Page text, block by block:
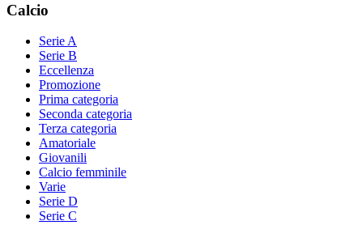
Calcio
Serie A
Serie B
Eccellenza
Promozione
Prima categoria
Seconda categoria
Terza categoria
Amatoriale
Giovanili
Calcio femminile
Varie
Serie D
Serie C